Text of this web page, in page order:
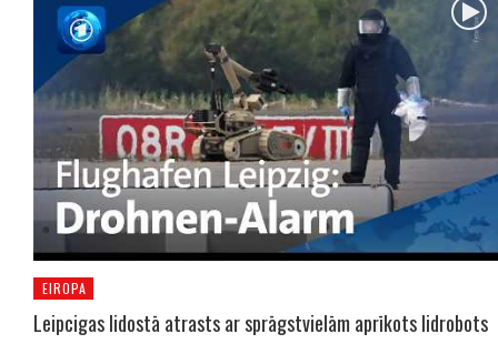
EIROPA
Leipcigas lidostā atrasts ar sprāgstvielām aprīkots lidrobots